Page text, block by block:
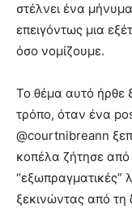
στέλνει ένα
επειγόντως μια
όσο νομίζουμε.
Το θέμα αυτό ήρθε
τρόπο, όταν ένα
@courtnibreann
κοπέλα ζήτησε από
“εξωπραγματικές”
ξεκινώντας από τη